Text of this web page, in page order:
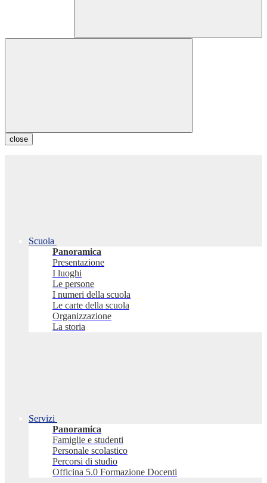
close
Scuola
Panoramica
Presentazione
I luoghi
Le persone
I numeri della scuola
Le carte della scuola
Organizzazione
La storia
Servizi
Panoramica
Famiglie e studenti
Personale scolastico
Percorsi di studio
Officina 5.0 Formazione Docenti